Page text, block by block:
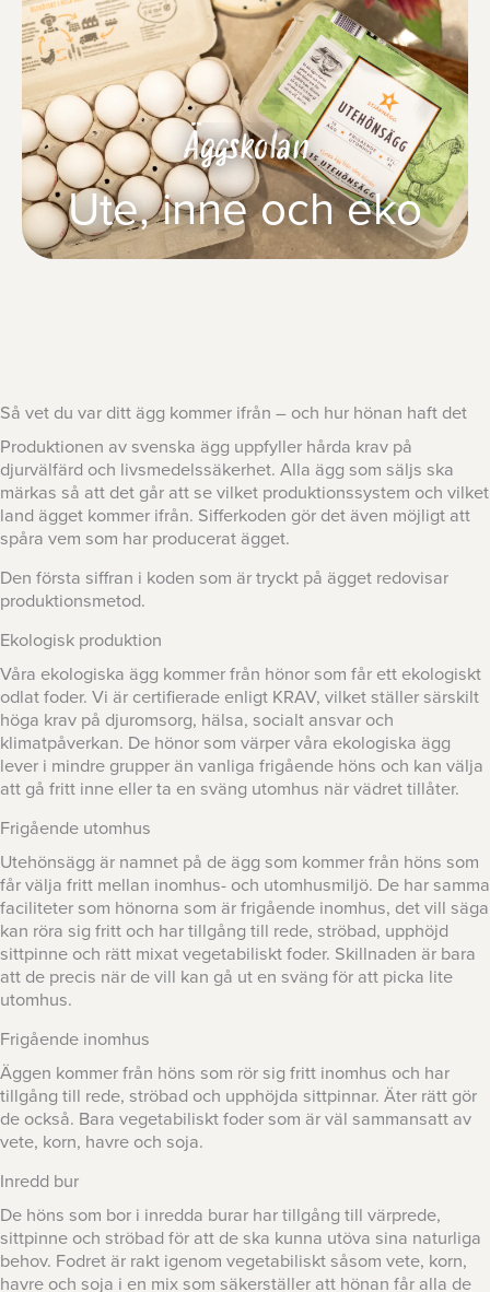
Äggskolan
Ute, inne och eko
Så vet du var ditt ägg kommer ifrån – och hur hönan haft det
Produktionen av svenska ägg uppfyller hårda krav på
djurvälfärd och livsmedelssäkerhet. Alla ägg som säljs ska
märkas så att det går att se vilket produktionssystem och vilket
land ägget kommer ifrån. Sifferkoden gör det även möjligt att
spåra vem som har producerat ägget.
Den första siffran i koden som är tryckt på ägget redovisar
produktionsmetod.
Ekologisk produktion
Våra ekologiska ägg kommer från hönor som får ett ekologiskt
odlat foder. Vi är certifierade enligt KRAV, vilket ställer särskilt
höga krav på djuromsorg, hälsa, socialt ansvar och
klimatpåverkan. De hönor som värper våra ekologiska ägg
lever i mindre grupper än vanliga frigående höns och kan välja
att gå fritt inne eller ta en sväng utomhus när vädret tillåter.
Frigående utomhus
Utehönsägg är namnet på de ägg som kommer från höns som
får välja fritt mellan inomhus- och utomhusmiljö. De har samma
faciliteter som hönorna som är frigående inomhus, det vill säga
kan röra sig fritt och har tillgång till rede, ströbad, upphöjd
sittpinne och rätt mixat vegetabiliskt foder. Skillnaden är bara
att de precis när de vill kan gå ut en sväng för att picka lite
utomhus.
Frigående inomhus
Äggen kommer från höns som rör sig fritt inomhus och har
tillgång till rede, ströbad och upphöjda sittpinnar. Äter rätt gör
de också. Bara vegetabiliskt foder som är väl sammansatt av
vete, korn, havre och soja.
Inredd bur
De höns som bor i inredda burar har tillgång till värprede,
sittpinne och ströbad för att de ska kunna utöva sina naturliga
behov. Fodret är rakt igenom vegetabiliskt såsom vete, korn,
havre och soja i en mix som säkerställer att hönan får alla de